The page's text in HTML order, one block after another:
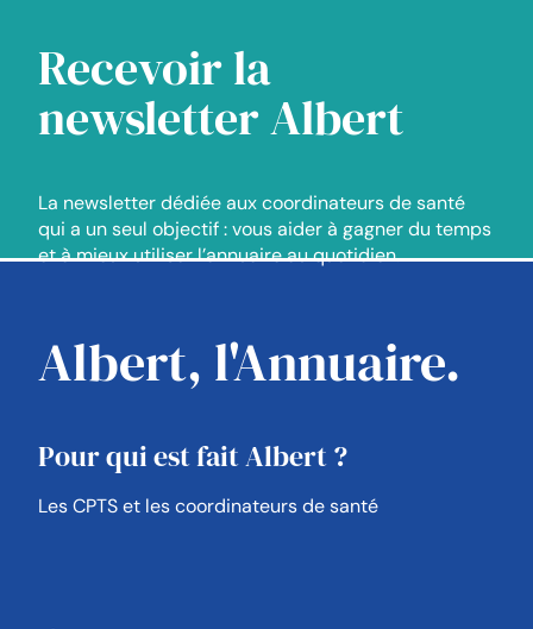
Recevoir la
newsletter Albert
La newsletter dédiée aux coordinateurs de santé
qui a un seul objectif : vous aider à gagner du temps
et à mieux utiliser l’annuaire au quotidien.
Albert, l'Annuaire.
Pour qui est fait Albert ?
Les CPTS et les coordinateurs de santé